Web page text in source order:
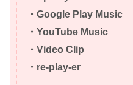
・Google Play Music
・YouTube Music
・Video Clip
・re-play-er